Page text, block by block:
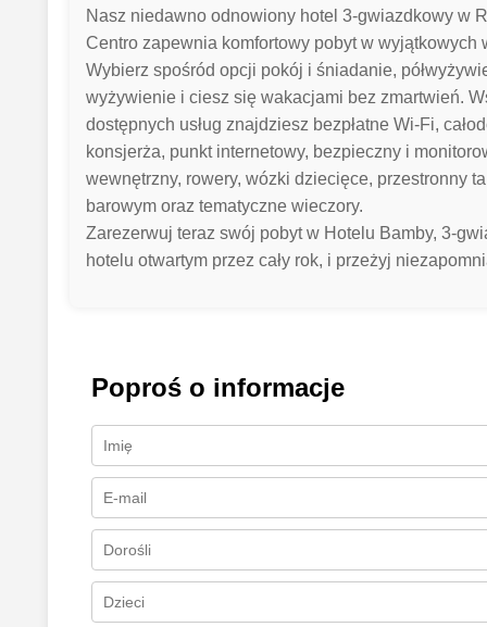
Nasz niedawno odnowiony hotel 3-gwiazdkowy w
Centro zapewnia komfortowy pobyt w wyjątkowych
Wybierz spośród opcji pokój i śniadanie,
wyżywienie i ciesz się wakacjami bez zmartwień.
dostępnych usług znajdziesz bezpłatne Wi-Fi,
konsjerża, punkt internetowy, bezpieczny i
wewnętrzny, rowery, wózki dziecięce, przestronny
barowym oraz tematyczne wieczory.
Zarezerwuj teraz swój pobyt w Hotelu Bamby, 3-
hotelu otwartym przez cały rok, i przeżyj
Poproś o informacje